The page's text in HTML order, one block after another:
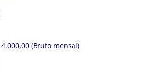
4.000,00 (Bruto mensal)